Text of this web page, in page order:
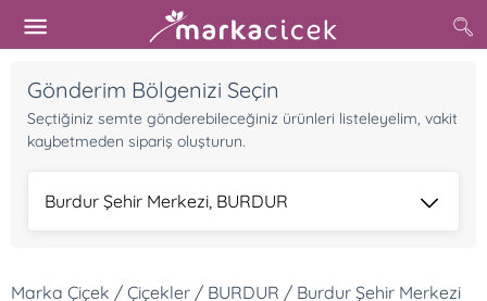
Gönderim Bölgenizi Seçin
Seçtiğiniz semte gönderebileceğiniz ürünleri listeleyelim, vakit
kaybetmeden sipariş oluşturun.
Burdur Şehir Merkezi, BURDUR
Marka Çiçek / Çiçekler / BURDUR / Burdur Şehir Merkezi